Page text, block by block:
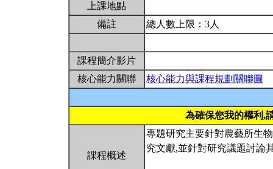
上課地點
備註
總人數上限：3人
課程簡介影片
核心能力關聯
核心能力與課程規劃關聯圖
為確保您我的權利,
課程概述
專題研究主要針對農藝所生
究文獻,並針對研究議題討論